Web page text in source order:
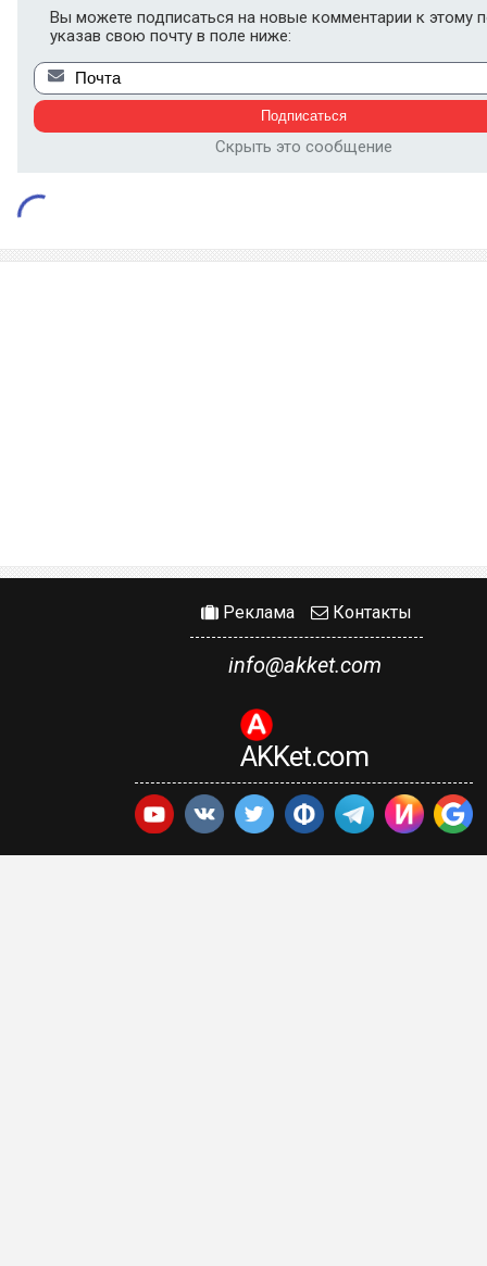
Вы можете подписаться на новые комментарии к этому
указав свою почту в поле ниже:
Скрыть это сообщение
Реклама Контакты
info@akket.com
AKKet.com